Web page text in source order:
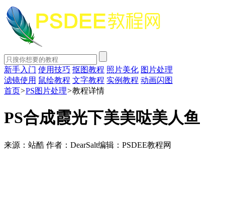
新手入门 使用技巧 抠图教程 照片美化 图片处理
滤镜使用 鼠绘教程 文字教程 实例教程 动画闪图
首页>PS图片处理>教程详情
PS合成霞光下美美哒美人鱼
来源：站酷 作者：DearSalt编辑：PSDEE教程网